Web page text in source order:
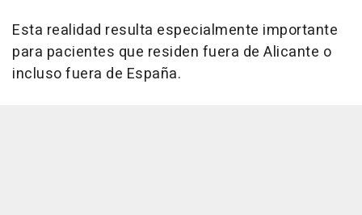
Esta realidad resulta especialmente importante
para pacientes que residen fuera de Alicante o
incluso fuera de España.